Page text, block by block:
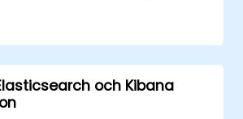
och integration.
och Kibana